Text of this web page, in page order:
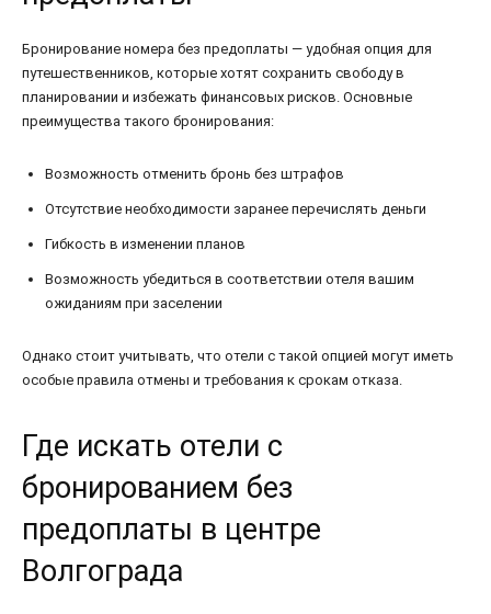
Бронирование номера без предоплаты — удобная опция для
путешественников, которые хотят сохранить свободу в
планировании и избежать финансовых рисков. Основные
преимущества такого бронирования:
Возможность отменить бронь без штрафов
Отсутствие необходимости заранее перечислять деньги
Гибкость в изменении планов
Возможность убедиться в соответствии отеля вашим
ожиданиям при заселении
Однако стоит учитывать, что отели с такой опцией могут иметь
особые правила отмены и требования к срокам отказа.
Где искать отели с
бронированием без
предоплаты в центре
Волгограда